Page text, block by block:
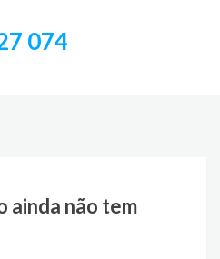
074
ainda não tem